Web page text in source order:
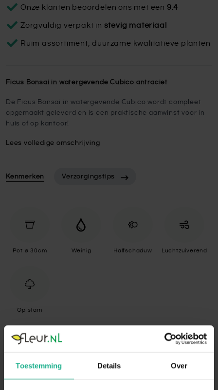
Toestemming Details Over
Onze klanten beoordelen ons met een 9.4
Zorgvuldig verpakt in stevig materiaal
Ruim assortiment, duurzame kwalitatieve planten
Ficus Bonsai in watergevende Cubico antraciet
De Ficus Bonsai in watergevende Cubico wordt compleet
opgemaakt geleverd en is een praktische aanwinst voor in
huis of op kantoor!
Lees volledige omschrijving
Kenmerken Verzorgingstips
Pot ø 30cm Weinig Halfschaduw Luchtzuiverend
Op stam